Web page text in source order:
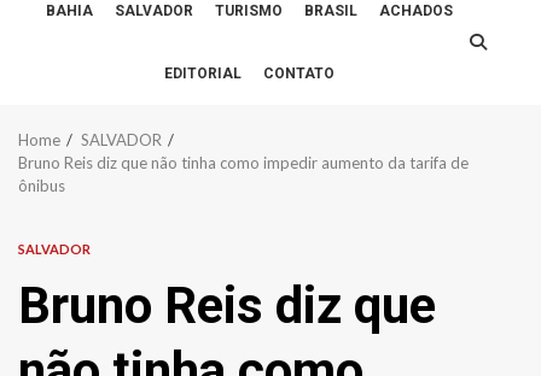
BAHIA SALVADOR TURISMO BRASIL ACHADOS
EDITORIAL CONTATO
Home
SALVADOR
Bruno Reis diz que não tinha como impedir aumento da tarifa de
ônibus
SALVADOR
Bruno Reis diz que